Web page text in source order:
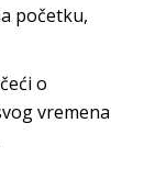
početku,
o
vremena